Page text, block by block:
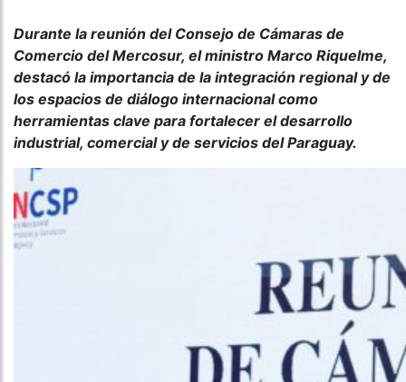
Durante la reunión del Consejo de Cámaras de
Comercio del Mercosur, el ministro Marco Riquelme,
destacó la importancia de la integración regional y de
los espacios de diálogo internacional como
herramientas clave para fortalecer el desarrollo
industrial, comercial y de servicios del Paraguay.